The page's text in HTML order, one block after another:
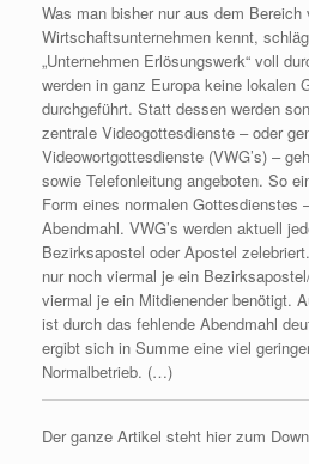
Was man bisher nur aus dem Bereich
Wirtschaftsunternehmen kennt,
„Unternehmen Erlösungswerk“ voll
werden in ganz Europa keine lokalen
durchgeführt. Statt dessen werden
zentrale Videogottesdienste – oder
Videowortgottesdienste (VWG’s) –
sowie Telefonleitung angeboten. So
Form eines normalen Gottesdienstes
Abendmahl. VWG’s werden aktuell
Bezirksapostel oder Apostel
nur noch viermal je ein
viermal je ein Mitdienender benötigt.
ist durch das fehlende Abendmahl
ergibt sich in Summe eine viel
Normalbetrieb. (…)
Der ganze Artikel steht hier zum